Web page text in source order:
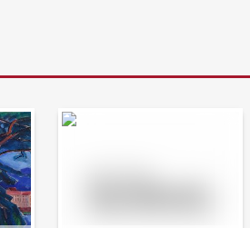
Dražit online - Artslimit